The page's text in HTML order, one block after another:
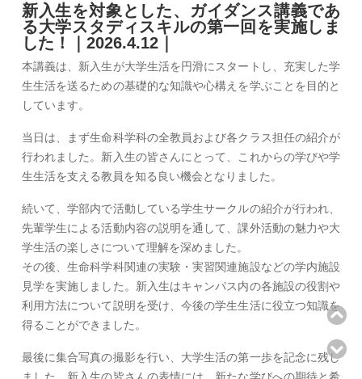
新入生を対象とした、ガイダンス講義であ
る大学スタディスキルの第一回を実施しま
した！｜2026.4.12｜
本講義は、新入生が大学生活を円滑にスタートし、充実した学
生生活を送るための基礎的な知識や心構えを学ぶことを目的と
しています。
当日は、まず生命科学科の全教員および各クラス担任の紹介が
行われました。新入生の皆さんにとって、これからの学びや学
生生活を支える教員を知る良い機会となりました。
続いて、学部内で活動している学生サークルの紹介が行われ、
先輩学生による活動内容の説明を通して、課外活動の魅力や大
学生活の楽しさについて理解を深めました。
その後、生命科学科関連の実験・実習関連施設などの学内施設
見学を実施しました。新入生はキャンパス内の各施設の役割や
利用方法について説明を受け、今後の学生生活に役立つ知識を
得ることができました。
最後に集合写真の撮影を行い、大学生活の第一歩を記念に残し